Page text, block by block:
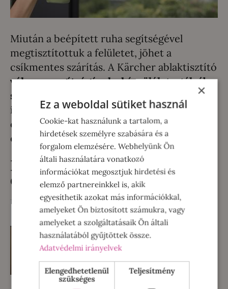
Miután a beépített ruha segítségével
megtisztítottuk a felületet, jöhet a
csíkmentes szárítás. A Kärcher ablaktisztító
vákuum segítségével a készülék tartályába
szívja az összes nedvességet a felületről,
így a végeredmény: teljesen száraz,
csíkmentes felület. A takarítás végén pedig
egyszerűen kiöntjük a koszos vizet.
Kärcher ablaktisztító
előnyei
×
Ez a weboldal sütiket használ
Cookie-kat használunk a tartalom, a
hirdetések személyre szabására és a
forgalom elemzésére. Webhelyünk Ön
általi használatára vonatkozó
információkat megosztjuk hirdetési és
elemző partnereinkkel is, akik
egyesíthetik azokat más információkkal,
amelyeket Ön biztosított számukra, vagy
amelyeket a szolgáltatásaik Ön általi
használatából gyűjtöttek össze.
Adatvédelmi irányelvek
Elengedhetetlenül
szükséges
Teljesítmény